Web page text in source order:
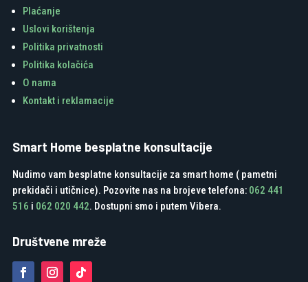
Plaćanje
Uslovi korištenja
Politika privatnosti
Politika kolačića
O nama
Kontakt i reklamacije
Smart Home besplatne konsultacije
Nudimo vam besplatne konsultacije za smart home ( pametni
prekidači i utičnice). Pozovite nas na brojeve telefona: 062 441
516 i 062 020 442. Dostupni smo i putem Vibera.
Društvene mreže